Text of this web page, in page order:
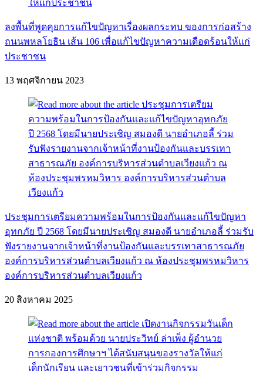
ลงพื้นที่พูดคุยการแก้ไขปัญหาเรื่องผลกระทบ ของการก่อสร้าง
ถนนพหลโยธิน เส้น 106 เพื่อเเก้ไขปัญหาความเดือดร้อนให้เเก่
ประชาชน
13 พฤศจิกายน 2023
ประชุมการเตรียมความพร้อมในการป้องกันและแก้ไขปัญหา
อุทกภัย ปี 2568 โดยมีนายประเชิญ สมองดี นายอำเภอลี้ ร่วมรับ
ฟังรายงานจากเจ้าหน้าที่งานป้องกันและบรรเทาสาธารณภัย
องค์การบริหารส่วนตำบลเวียงแก้ว ณ ห้องประชุมพรหมวิหาร
องค์การบริหารส่วนตำบลเวียงแก้ว
20 สิงหาคม 2025